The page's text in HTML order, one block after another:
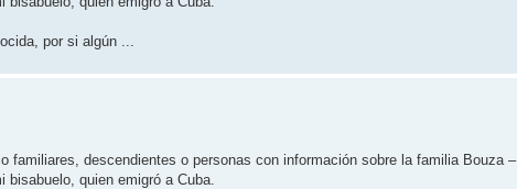
por si algún ...
familiares, descendientes o personas con información sobre la familia Bouza –
quien emigró a Cuba.